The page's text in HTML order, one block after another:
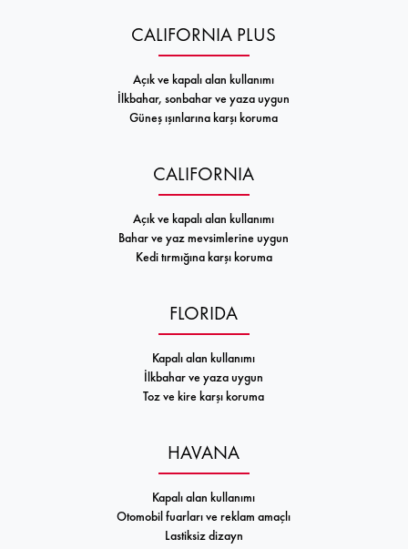
CALIFORNIA PLUS
Açık ve kapalı alan kullanımı
İlkbahar, sonbahar ve yaza uygun
Güneş ışınlarına karşı koruma
CALIFORNIA
Açık ve kapalı alan kullanımı
Bahar ve yaz mevsimlerine uygun
Kedi tırmığına karşı koruma
FLORIDA
Kapalı alan kullanımı
İlkbahar ve yaza uygun
Toz ve kire karşı koruma
HAVANA
Kapalı alan kullanımı
Otomobil fuarları ve reklam amaçlı
Lastiksiz dizayn